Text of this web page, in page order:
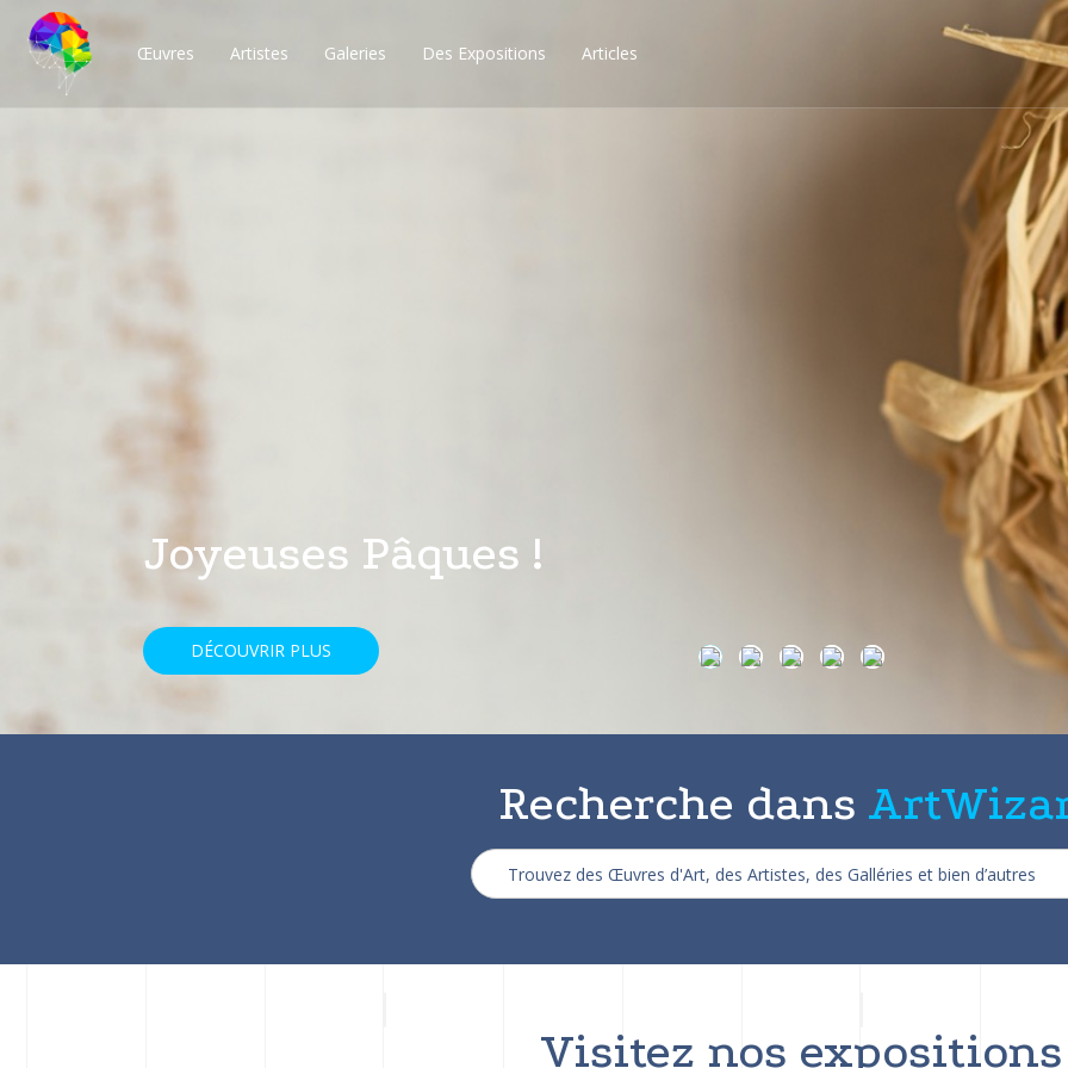
Œuvres Artistes Galeries Des Expositions Articles
Des milliers de possibilités, obtenez les
avec une réduction de 25%
DÉCOUVRIR PLUS
Recherche dans
Visitez nos expositions